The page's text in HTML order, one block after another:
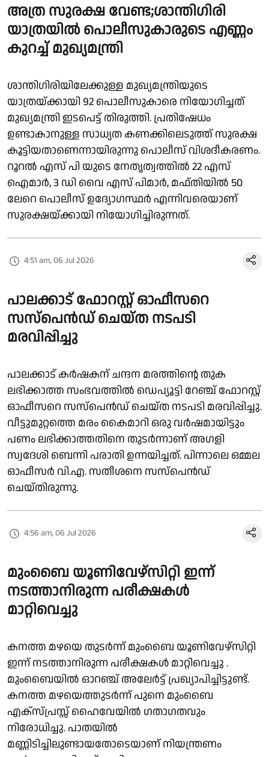
അത്ര സുരക്ഷ വേണ്ട;ശാന്തിഗിരി
യാത്രയിൽ പൊലീസുകാരുടെ എണ്ണം
കുറച്ച് മുഖ്യമന്ത്രി
ശാന്തിഗിരിയിലേക്കുള്ള മുഖ്യമന്ത്രിയുടെ
യാത്രയ്ക്കായി 92 പൊലീസുകാരെ നിയോഗിച്ചത്
മുഖ്യമന്ത്രി ഇടപെട്ട് തിരുത്തി. പ്രതിഷേധം
ഉണ്ടാകാനുള്ള സാധ്യത കണക്കിലെടുത്ത് സുരക്ഷ
കൂട്ടിയതാണെന്നായിരുന്നു പൊലീസ് വിശദീകരണം.
റൂറൽ എസ് പി യുടെ നേതൃത്വത്തിൽ 22 എസ്
ഐമാർ, 3 ഡി വൈ എസ് പിമാർ, മഫ്തിയിൽ 50
ലേറെ പൊലീസ് ഉദ്യോഗസ്ഥർ എന്നിവരെയാണ്
സുരക്ഷയ്ക്കായി നിയോഗിച്ചിരുന്നത്.
4:51 am, 06 Jul 2026
പാലക്കാട് ഫോറസ്റ്റ് ഓഫീസറെ
സസ്പെൻഡ് ചെയ്ത നടപടി
മരവിപ്പിച്ചു
പാലക്കാട് കർഷകന് ചന്ദന മരത്തിൻ്റെ തുക
ലഭിക്കാത്ത സംഭവത്തിൽ ഡെപ്യൂട്ടി റേഞ്ച് ഫോറസ്റ്റ്
ഓഫീസറെ സസ്പെൻഡ് ചെയ്ത നടപടി മരവിപ്പിച്ചു.
വീട്ടുമുറ്റത്തെ മരം കൈമാറി ഒരു വർഷമായിട്ടും
പണം ലഭിക്കാത്തതിനെ തുടർന്നാണ് അഗളി
സ്വദേശി ബെന്നി പരാതി ഉന്നയിച്ചത്. പിന്നാലെ ഒമ്മല
ഓഫീസർ വി.എ. സതീശനെ സസ്പെൻഡ്
ചെയ്തിരുന്നു.
4:56 am, 06 Jul 2026
മുംബൈ യൂണിവേഴ്സിറ്റി ഇന്ന്
നടത്താനിരുന്ന പരീക്ഷകൾ
മാറ്റിവെച്ചു
കനത്ത മഴയെ തുടർന്ന് മുംബൈ യൂണിവേഴ്സിറ്റി
ഇന്ന് നടത്താനിരുന്ന പരീക്ഷകൾ മാറ്റിവെച്ചു .
മുംബൈയിൽ ഓറഞ്ച് അലേർട്ട് പ്രഖ്യാപിച്ചിട്ടുണ്ട്.
കനത്ത മഴയെത്തുടർന്ന് പുനെ മുംബൈ
എക്സ്പ്രസ്സ് ഹൈവേയിൽ ഗതാഗതവും
നിരോധിച്ചു. പാതയിൽ
മണ്ണിടിച്ചിലുണ്ടായതോടെയാണ് നിയന്ത്രണം